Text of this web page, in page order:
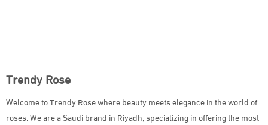
Trendy Rose
Welcome to Trendy Rose where beauty meets elegance in the world of
roses. We are a Saudi brand in Riyadh, specializing in offering the most